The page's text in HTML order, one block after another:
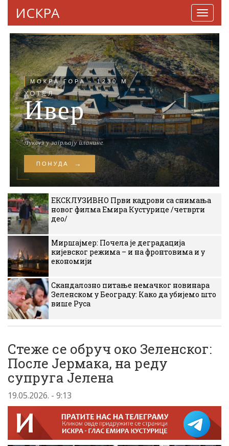
ИСКРА
ЕКСКЛУЗИВНО Први кадрови са снимања
новог филма Емира Кустурице /четврти
део/
Миршајмер: Почела је деградација
кијевског режима – и на фронтовима и у
економији
Скандалозно питање немачког новинара
Зеленском у Београду: Како да убијемо што
више Руса
Стеже се обруч око Зеленског:
После Јермака, на реду
супруга Јелена
19.05.2026. - 9:13